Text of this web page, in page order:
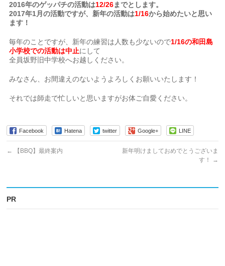
2016年のゲッパチの活動は12/26までとします。
2017年1月の活動ですが、新年の活動は1/16から始めたいと思い
ます！
毎年のことですが、新年の練習は人数も少ないので1/16の和田島
小学校での活動は中止にして
全員坂野旧中学校へお越しください。
みなさん、お間違えのないようよろしくお願いいたします！
それでは師走で忙しいと思いますがお体ご自愛ください。
Facebook Hatena twitter Google+ LINE
← 【BBQ】最終案内
新年明けましておめでとうございま
す！
→
PR